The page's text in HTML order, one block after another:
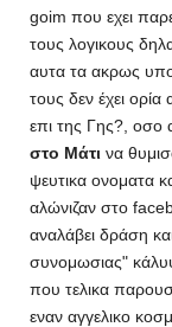
goim που εχει
τους λογικους
αυτα τα ακρως
τους δεν έχει
επι της Γης?, οσο
στο Μάτι να
ψευτικα ονοματα
αλώνιζαν στο
αναλάβει δράση
συνομωσιας"
που τελικα
εναν αγγελικο